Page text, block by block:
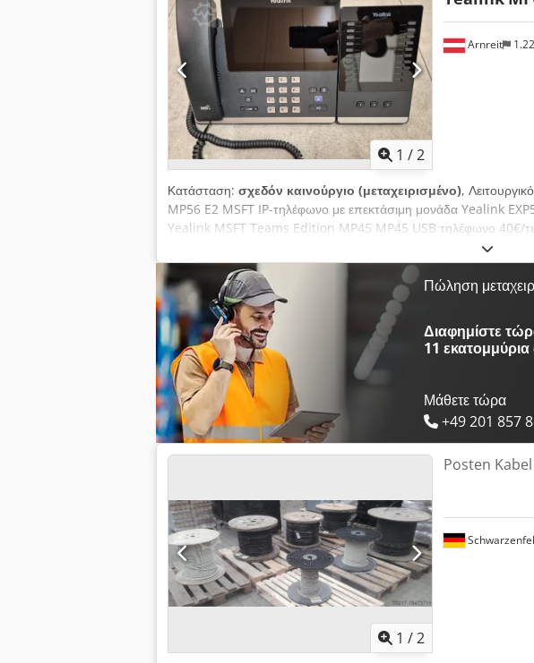
1 /2
Arnreit
Κατάσταση: σχεδόν καινούργιο (μεταχειρισμένο),
MP56 E2 MSFT IP-τηλέφωνο με επεκτάσιμη μονάδα Yealink
Yealink MSFT Teams Edition MP45 MP45 USB τηλέφωνο 40€/
Πώληση
Διαφημίστε
11
Μάθετε τώρα
+49 201 857
1 /2
Posten